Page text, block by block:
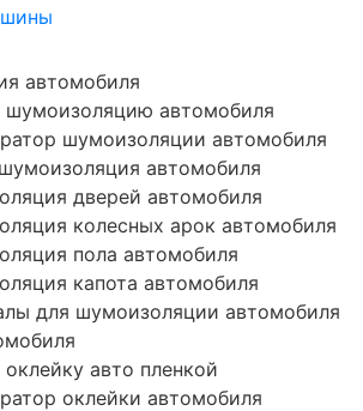
автомобиля
шумоизоляцию автомобиля
шумоизоляции автомобиля
автомобиля
дверей автомобиля
колесных арок автомобиля
пола автомобиля
капота автомобиля
для шумоизоляции автомобиля
авто пленкой
оклейки автомобиля